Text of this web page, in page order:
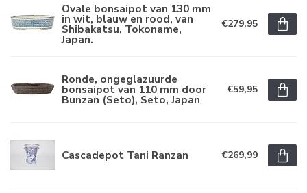
Ovale bonsaipot van 130 mm
in wit, blauw en rood, van
Shibakatsu, Tokoname,
Japan.
€279,95
Ronde, ongeglazuurde
bonsaipot van 110 mm door
Bunzan (Seto), Seto, Japan
€59,95
Cascadepot Tani Ranzan €269,99